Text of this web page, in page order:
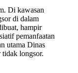
Di kawasan
di dalam
hampir
pemanfaatan
utama Dinas
tidak longsor.